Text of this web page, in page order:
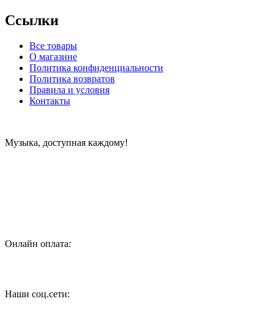
Ссылки
Все товары
О магазине
Политика конфиденциальности
Политика возвратов
Правила и условия
Контакты
Музыка, доступная каждому!
Онлайн оплата:
Наши соц.сети: